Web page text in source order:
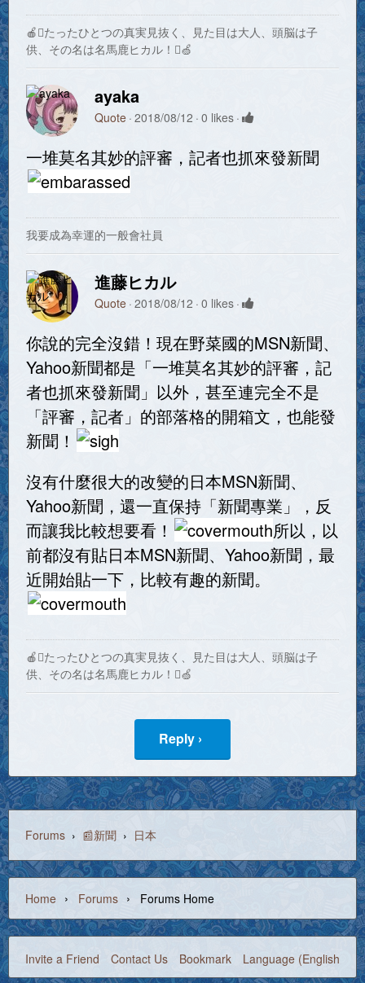
🍎たったひとつの真実見抜く、見た目は大人、頭脳は子
供、その名は名馬鹿ヒカル！🍏
ayaka
Quote 2018/08/12 0 likes
一堆莫名其妙的評審，記者也抓來發新聞
我要成為幸運的一般會社員
進藤ヒカル
Quote 2018/08/12 0 likes
你說的完全沒錯！現在野菜國的MSN新聞、
Yahoo新聞都是「一堆莫名其妙的評審，記
者也抓來發新聞」以外，甚至連完全不是
「評審，記者」的部落格的開箱文，也能發
新聞！
沒有什麼很大的改變的日本MSN新聞、
Yahoo新聞，還一直保持「新聞專業」，反
而讓我比較想要看！
所以，以
前都沒有貼日本MSN新聞、Yahoo新聞，最
近開始貼一下，比較有趣的新聞。
🍎たったひとつの真実見抜く、見た目は大人、頭脳は子
供、その名は名馬鹿ヒカル！🍏
Reply ›
Forums › 📰新聞 › 日本
Home › Forums › Forums Home
Invite a Friend Contact Us Bookmark Language (English)